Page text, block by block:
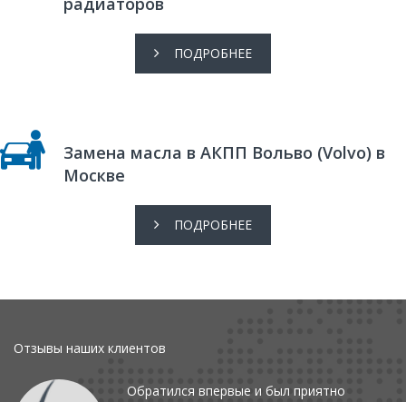
ПОДРОБНЕЕ
Замена масла в АКПП Вольво (Volvo) в
Москве
ПОДРОБНЕЕ
Отзывы наших клиентов
Обратился впервые и был приятно